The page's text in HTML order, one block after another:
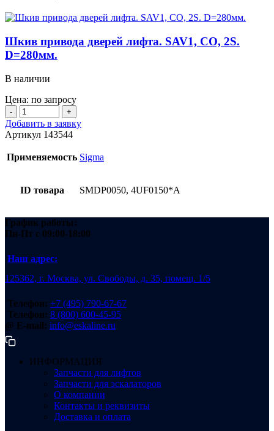
INV
DOOR
SAV.
(06С-1,
Шкив привода дверей лифта. SAV1, CO, 2S.
D=280мм.
В наличии
Цена: по запросу
Количество
товара
Шкив
привода
дверей
CO,
Добавить в заявку
Артикул 143544
Применяемость Sigma
ID товара SMDP0050, 4UF0150*A
График работы:
Пн-Пт с 09:00-18:00
Наш адрес:
125362, г. Москва, ул. Свободы, д. 35, помещ. 1/5
Телефон: +7 (495) 790-67-67
Телефон: 8 (800) 600-45-95
@ E-mail: info@eskaline.ru
ИНФОРМАЦИЯ
Запчасти для лифтов
Запчасти для эскалаторов
О компании
Контакты и реквизиты
Доставка и оплата